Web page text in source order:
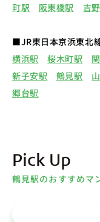
町駅
阪東橋駅 吉
■JR東日本京浜東北
横浜駅
桜木町駅
新子安駅
鶴見駅
郷台駅
Pick Up
鶴見駅のおすすめマ